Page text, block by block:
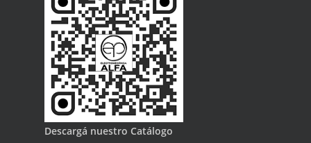
Descargá nuestro Catálogo